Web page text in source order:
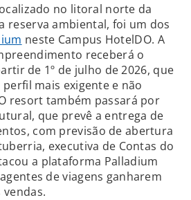
no litoral norte da
reserva ambiental, foi um dos
neste Campus HotelDO. A
receberá o
de 1º de julho de 2026, que
mais exigente e não
resort também passará por
que prevê a entrega de
com previsão de abertura
executiva de Contas do
a plataforma Palladium
de viagens ganharem